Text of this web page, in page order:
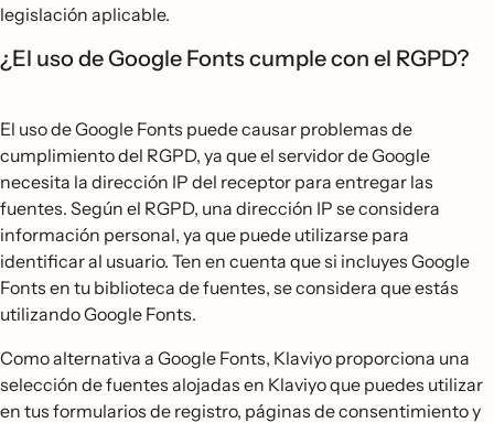
legislación aplicable.
¿El uso de Google Fonts cumple con el RGPD?
El uso de Google Fonts puede causar problemas de
cumplimiento del RGPD, ya que el servidor de Google
necesita la dirección IP del receptor para entregar las
fuentes. Según el RGPD, una dirección IP se considera
información personal, ya que puede utilizarse para
identificar al usuario. Ten en cuenta que si incluyes Google
Fonts en tu biblioteca de fuentes, se considera que estás
utilizando Google Fonts.
Como alternativa a Google Fonts, Klaviyo proporciona una
selección de fuentes alojadas en Klaviyo que puedes utilizar
en tus formularios de registro, páginas de consentimiento y